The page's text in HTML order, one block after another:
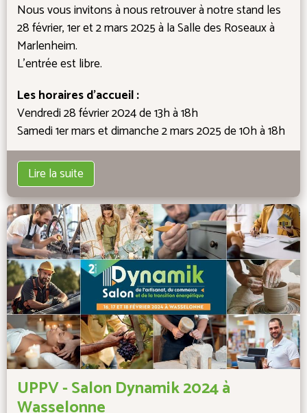
Nous vous invitons à nous retrouver à notre stand les
28 février, 1er et 2 mars 2025 à la Salle des Roseaux à
Marlenheim.
L'entrée est libre.
Les horaires d'accueil :
Vendredi 28 février 2024 de 13h à 18h
Samedi 1er mars et dimanche 2 mars 2025 de 10h à 18h
Lire la suite
UPPV - Salon Dynamik 2024 à